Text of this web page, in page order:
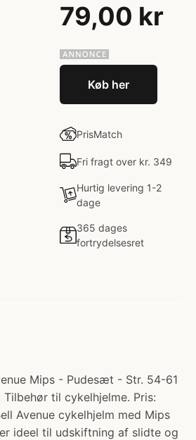
79,00 kr
Køb her
PrisMatch
Fri fragt over kr. 349
Hurtig levering 1-2
dage
365 dages
fortrydelsesret
Mips - Pudesæt - Str. 54-61
til cykelhjelme. Pris:
Avenue cykelhjelm med Mips
ideel til udskiftning af slidte og